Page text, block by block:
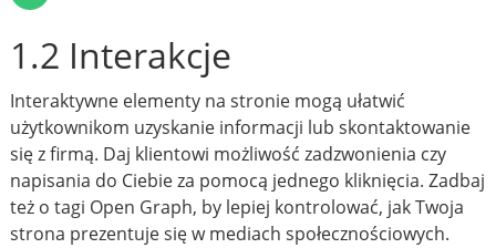
1.2 Interakcje
Interaktywne elementy na stronie mogą ułatwić
użytkownikom uzyskanie informacji lub skontaktowanie
się z firmą. Daj klientowi możliwość zadzwonienia czy
napisania do Ciebie za pomocą jednego kliknięcia. Zadbaj
też o tagi Open Graph, by lepiej kontrolować, jak Twoja
strona prezentuje się w mediach społecznościowych.